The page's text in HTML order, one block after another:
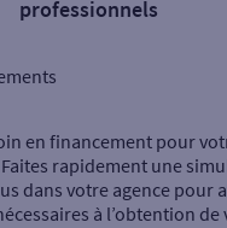
professionnels
en financement pour
rapidement une
dans votre agence pour
à l’obtention de